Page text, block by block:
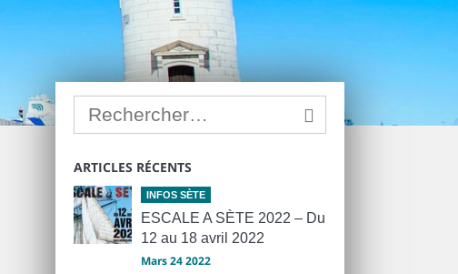
ARTICLES RÉCENTS
INFOS SÈTE
ESCALE A SÈTE 2022 – Du
12 au 18 avril 2022
Mars 24 2022